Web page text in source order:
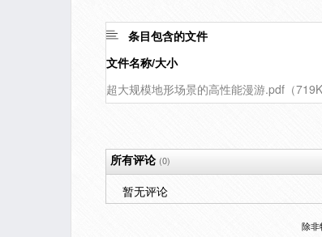
条目包含的文件
文件名称/大小
超大规模地形场景的高性能漫游.pdf（
所有评论(0)
暂无评论
除非